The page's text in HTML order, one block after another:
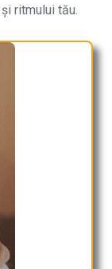
ritmului tău.